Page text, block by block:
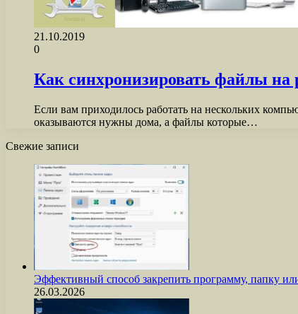
21.10.2019
0
Как синхронизировать файлы на
Если вам приходилось работать на нескольких
оказываются нужны дома, а файлы которые…
Свежие записи
Эффективный способ закрепить программу, папку
26.03.2026